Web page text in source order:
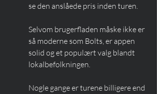
se den anslåede pris inden turen.
Selvom brugerfladen måske ikke er
så moderne som Bolts, er appen
solid og et populært valg blandt
lokalbefolkningen.
Nogle gange er turene billigere end